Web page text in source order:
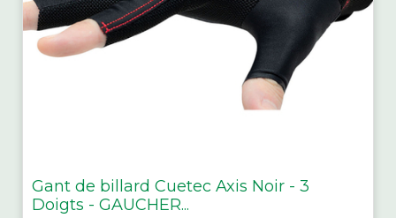
Gant de billard Cuetec Axis Noir - 3
Doigts - GAUCHER...